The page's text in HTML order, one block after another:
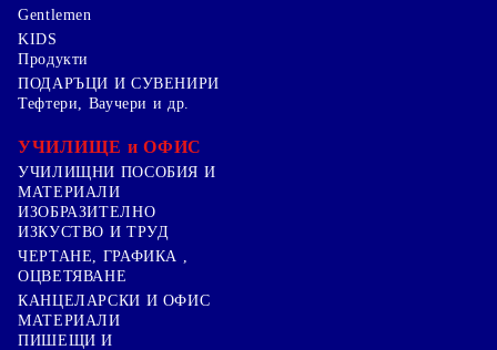
Gentlemen
KIDS
Продукти
ПОДАРЪЦИ И СУВЕНИРИ
Тефтери, Ваучери и др.
УЧИЛИЩЕ и ОФИС
УЧИЛИЩНИ ПОСОБИЯ И
МАТЕРИАЛИ
ИЗОБРАЗИТЕЛНО
ИЗКУСТВО И ТРУД
ЧЕРТАНЕ, ГРАФИКА ,
ОЦВЕТЯВАНЕ
КАНЦЕЛАРСКИ И ОФИС
МАТЕРИАЛИ
ПИШЕЩИ И